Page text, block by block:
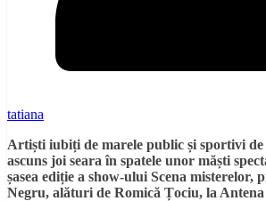
tatiana
Artiști iubiți de marele public și sportivi de
ascuns joi seara în spatele unor măști
șasea ediție a show-ului Scena misterelor,
Negru, alături de Romică Țociu, la Antena